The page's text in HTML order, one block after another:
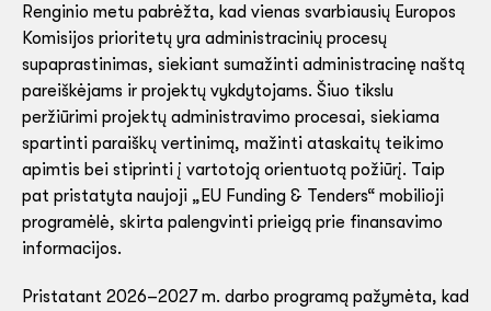
Renginio metu pabrėžta, kad vienas svarbiausių Europos
Komisijos prioritetų yra administracinių procesų
supaprastinimas, siekiant sumažinti administracinę naštą
pareiškėjams ir projektų vykdytojams. Šiuo tikslu
peržiūrimi projektų administravimo procesai, siekiama
spartinti paraiškų vertinimą, mažinti ataskaitų teikimo
apimtis bei stiprinti į vartotoją orientuotą požiūrį. Taip
pat pristatyta naujoji „EU Funding & Tenders“ mobilioji
programėlė, skirta palengvinti prieigą prie finansavimo
informacijos.
Pristatant 2026–2027 m. darbo programą pažymėta, kad